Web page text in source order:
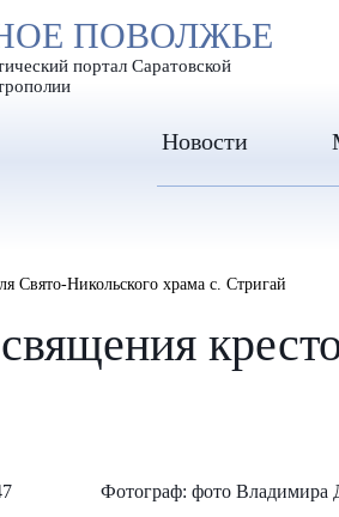
ИЗОБРАЖЕНИЯ
ПОВОЛЖЬЕ
портал Саратовской
Новости
Свято-Никольского храма с. Стригай
Фотограф: фото Владимира